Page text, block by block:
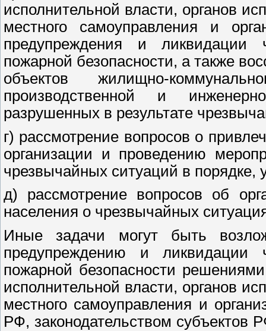
исполнительной власти, органов
местного самоуправления и
предупреждения и ликвидации
пожарной безопасности, а также
объектов жилищно-
производственной и
разрушенных в результате
г) рассмотрение вопросов о
организации и проведению
чрезвычайных ситуаций в
д) рассмотрение вопросов об
населения о чрезвычайных
Иные задачи могут быть
предупреждению и ликвидации
пожарной безопасности
исполнительной власти, органов
местного самоуправления и
РФ, законодательством субъектов